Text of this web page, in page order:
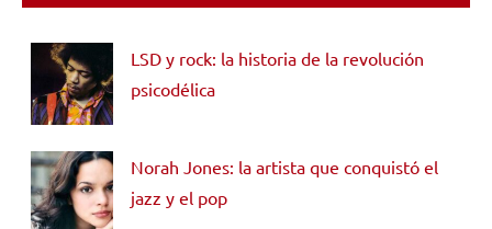
LSD y rock: la historia de la revolución
psicodélica
Norah Jones: la artista que conquistó el
jazz y el pop